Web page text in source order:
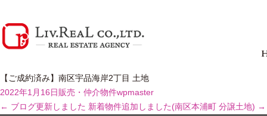
【ご成約済み】南区宇品海岸2丁目 土地
2022年1月16日 販売・仲介物件wpmaster
← ブログ更新しました 新着物件追加しました(南区本浦町 分譲土地) →